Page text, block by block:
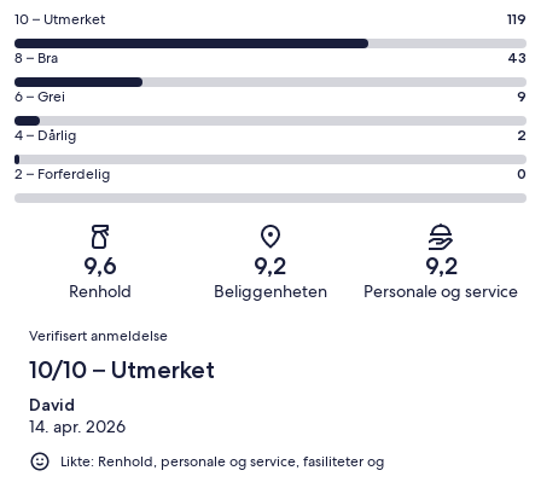
Rangering
på
10
−
Utmerket.
119
av
totalt
anmeldelser.
10 – Utmerket 119
Rangering
på
8
−
Bra.
43
anmeldelser.
8 – Bra 43
Rangering
på
6
−
Grei.
anmeldelser.
6 – Grei 9
Rangering
på
4
173
anmeldelser.
4 – Dårlig 2
Rangering
på
Forferdelig.
av
173
anmeldelser.
2 – Forferdelig 0
9,6
Renhold
9,2
Beliggenheten
9,2
Personale og service
Anmeldelser
Verifisert anmeldelse
10/10 – Utmerket
David
14. apr. 2026
Likte: Renhold, personale og service, fasiliteter og